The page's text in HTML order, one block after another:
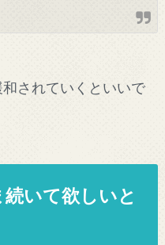
されていくといいで
いて欲しいと